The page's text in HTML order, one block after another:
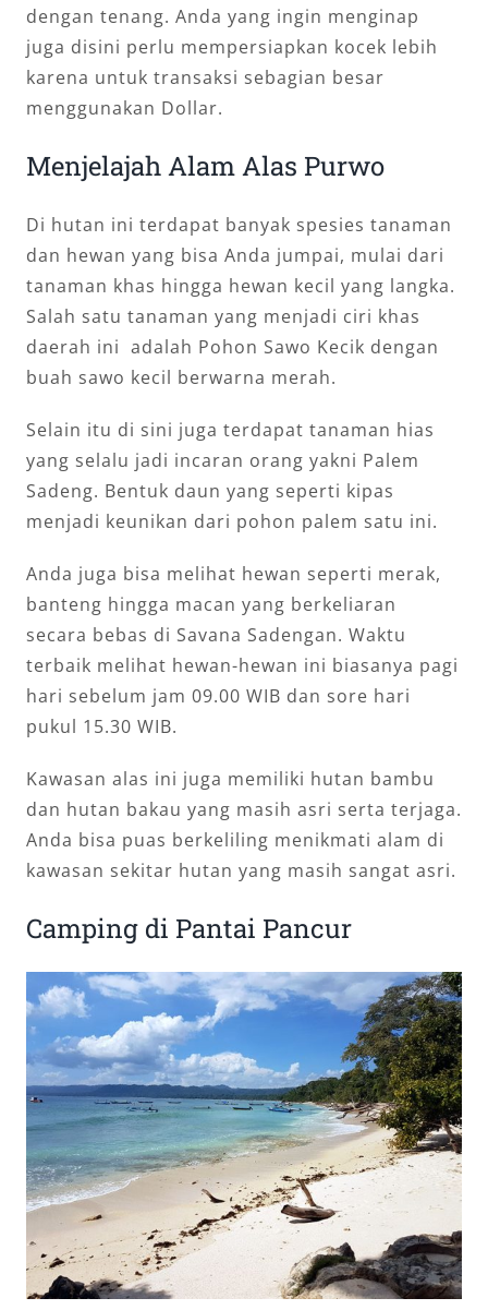
dengan tenang. Anda yang ingin menginap
juga disini perlu mempersiapkan kocek lebih
karena untuk transaksi sebagian besar
menggunakan Dollar.
Menjelajah Alam Alas Purwo
Di hutan ini terdapat banyak spesies tanaman
dan hewan yang bisa Anda jumpai, mulai dari
tanaman khas hingga hewan kecil yang langka.
Salah satu tanaman yang menjadi ciri khas
daerah ini adalah Pohon Sawo Kecik dengan
buah sawo kecil berwarna merah.
Selain itu di sini juga terdapat tanaman hias
yang selalu jadi incaran orang yakni Palem
Sadeng. Bentuk daun yang seperti kipas
menjadi keunikan dari pohon palem satu ini.
Anda juga bisa melihat hewan seperti merak,
banteng hingga macan yang berkeliaran
secara bebas di Savana Sadengan. Waktu
terbaik melihat hewan-hewan ini biasanya pagi
hari sebelum jam 09.00 WIB dan sore hari
pukul 15.30 WIB.
Kawasan alas ini juga memiliki hutan bambu
dan hutan bakau yang masih asri serta terjaga.
Anda bisa puas berkeliling menikmati alam di
kawasan sekitar hutan yang masih sangat asri.
Camping di Pantai Pancur